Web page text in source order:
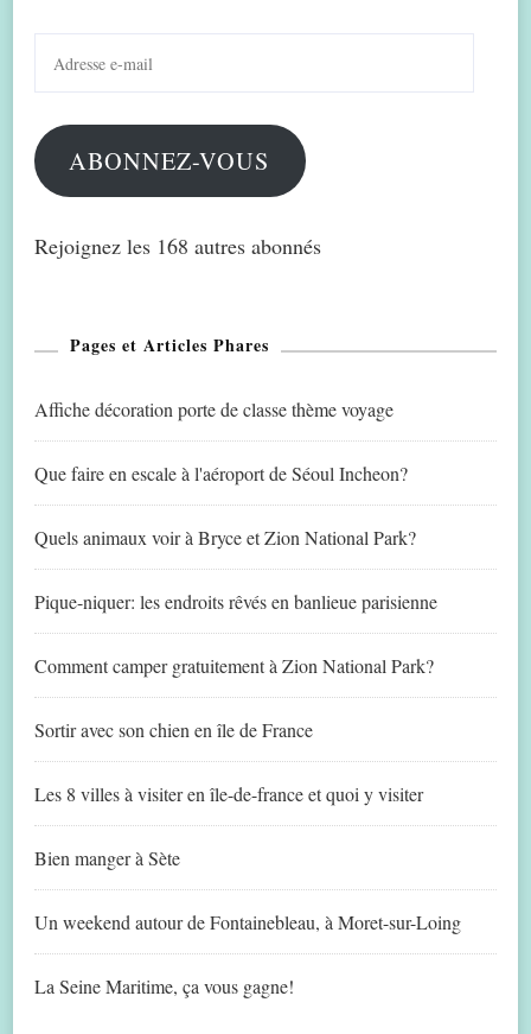
mail
ABONNEZ-VOUS
Rejoignez les 168 autres abonnés
Pages et Articles Phares
Affiche décoration porte de classe thème voyage
Que faire en escale à l'aéroport de Séoul Incheon?
Quels animaux voir à Bryce et Zion National Park?
Pique-niquer: les endroits rêvés en banlieue parisienne
Comment camper gratuitement à Zion National Park?
Sortir avec son chien en île de France
Les 8 villes à visiter en île-de-france et quoi y visiter
Bien manger à Sète
Un weekend autour de Fontainebleau, à Moret-sur-Loing
La Seine Maritime, ça vous gagne!